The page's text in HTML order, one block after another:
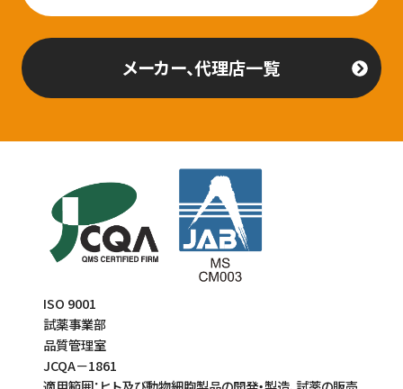
メーカー、代理店一覧
ISO 9001
試薬事業部
品質管理室
JCQA－1861